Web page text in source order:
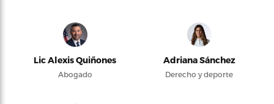
Lic Alexis Quiñones
Abogado
Adriana Sánchez
Derecho y deporte